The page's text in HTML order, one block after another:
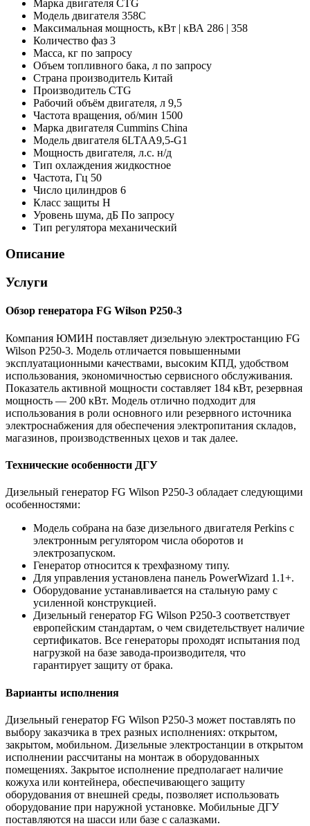
Марка двигателя CTG
Модель двигателя 358C
Максимальная мощность, кВт | кВА 286 | 358
Количество фаз 3
Масса, кг по запросу
Объем топливного бака, л по запросу
Страна производитель Китай
Производитель CTG
Рабочий объём двигателя, л 9,5
Частота вращения, об/мин 1500
Марка двигателя Cummins China
Модель двигателя 6LTAA9,5-G1
Мощность двигателя, л.с. н/д
Тип охлаждения жидкостное
Частота, Гц 50
Число цилиндров 6
Класс защиты H
Уровень шума, дБ По запросу
Тип регулятора механический
Описание
Услуги
Обзор генератора FG Wilson P250-3
Компания ЮМИН поставляет дизельную электростанцию FG
Wilson P250-3. Модель отличается повышенными
эксплуатационными качествами, высоким КПД, удобством
использования, экономичностью сервисного обслуживания.
Показатель активной мощности составляет 184 кВт, резервная
мощность — 200 кВт. Модель отлично подходит для
использования в роли основного или резервного источника
электроснабжения для обеспечения электропитания складов,
магазинов, производственных цехов и так далее.
Технические особенности ДГУ
Дизельный генератор FG Wilson P250-3 обладает следующими
особенностями:
Модель собрана на базе дизельного двигателя Perkins с
электронным регулятором числа оборотов и
электрозапуском.
Генератор относится к трехфазному типу.
Для управления установлена панель PowerWizard 1.1+.
Оборудование устанавливается на стальную раму с
усиленной конструкцией.
Дизельный генератор FG Wilson P250-3 соответствует
европейским стандартам, о чем свидетельствует наличие
сертификатов. Все генераторы проходят испытания под
нагрузкой на базе завода-производителя, что
гарантирует защиту от брака.
Варианты исполнения
Дизельный генератор FG Wilson P250-3 может поставлять по
выбору заказчика в трех разных исполнениях: открытом,
закрытом, мобильном. Дизельные электростанции в открытом
исполнении рассчитаны на монтаж в оборудованных
помещениях. Закрытое исполнение предполагает наличие
кожуха или контейнера, обеспечивающего защиту
оборудования от внешней среды, позволяет использовать
оборудование при наружной установке. Мобильные ДГУ
поставляются на шасси или базе с салазками.